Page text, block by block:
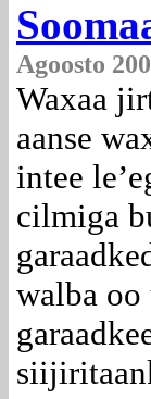
Agoosto
Waxaa
aanse
intee
cilmiga
walba oo